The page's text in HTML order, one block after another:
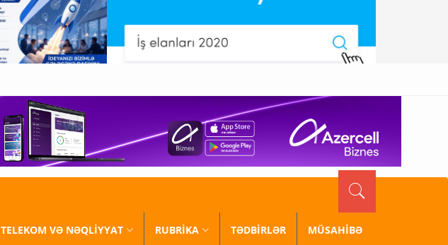
TELEKOM VƏ NƏQLİYYAT RUBRİKA TƏDBİRLƏR MÜSAHİBƏ